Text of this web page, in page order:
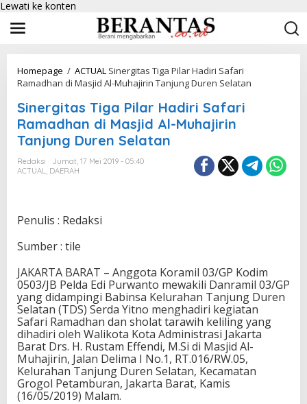
Lewati ke konten
Homepage / ACTUAL Sinergitas Tiga Pilar Hadiri Safari
Ramadhan di Masjid Al-Muhajirin Tanjung Duren Selatan
Sinergitas Tiga Pilar Hadiri Safari
Ramadhan di Masjid Al-Muhajirin
Tanjung Duren Selatan
Redaksi
Jumat, 17 Mei 2019 - 05:40
ACTUAL, DAERAH
Penulis : Redaksi
Sumber : tile
JAKARTA BARAT – Anggota Koramil 03/GP Kodim
0503/JB Pelda Edi Purwanto mewakili Danramil 03/GP
yang didampingi Babinsa Kelurahan Tanjung Duren
Selatan (TDS) Serda Yitno menghadiri kegiatan
Safari Ramadhan dan sholat tarawih keliling yang
dihadiri oleh Walikota Kota Administrasi Jakarta
Barat Drs. H. Rustam Effendi, M.Si di Masjid Al-
Muhajirin, Jalan Delima I No.1, RT.016/RW.05,
Kelurahan Tanjung Duren Selatan, Kecamatan
Grogol Petamburan, Jakarta Barat, Kamis
(16/05/2019) Malam.